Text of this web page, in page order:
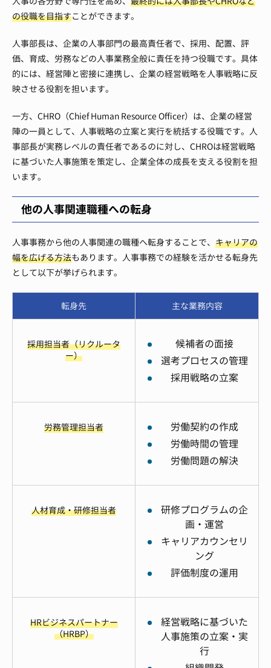
の役職を目指すことができます。
人事部長は、企業の人事部門の最高責任者で、採用、配置、評
価、育成、労務などの人事業務全般に責任を持つ役職です。具体
的には、経営陣と密接に連携し、企業の経営戦略を人事戦略に反
映させる役割を担います。
一方、CHRO（Chief Human Resource Officer）は、企業の経営
陣の一員として、人事戦略の立案と実行を統括する役職です。人
事部長が実務レベルの責任者であるのに対し、CHROは経営戦略
に基づいた人事施策を策定し、企業全体の成長を支える役割を担
います。
他の人事関連職種への転身
人事事務から他の人事関連の職種へ転身することで、 キャリアの
幅を広げる方法もあります。人事事務での経験を活かせる転身先
として以下が挙げられます。
転身先 主な業務内容
採用担当者（リクルータ
ー）
候補者の面接
選考プロセスの管理
採用戦略の立案
労務管理担当者
労働契約の作成
労働時間の管理
労働問題の解決
人材育成・研修担当者
研修プログラムの企
画・運営
キャリアカウンセリ
ング
評価制度の運用
HRビジネスパートナー
（HRBP）
経営戦略に基づいた
人事施策の立案・実
行